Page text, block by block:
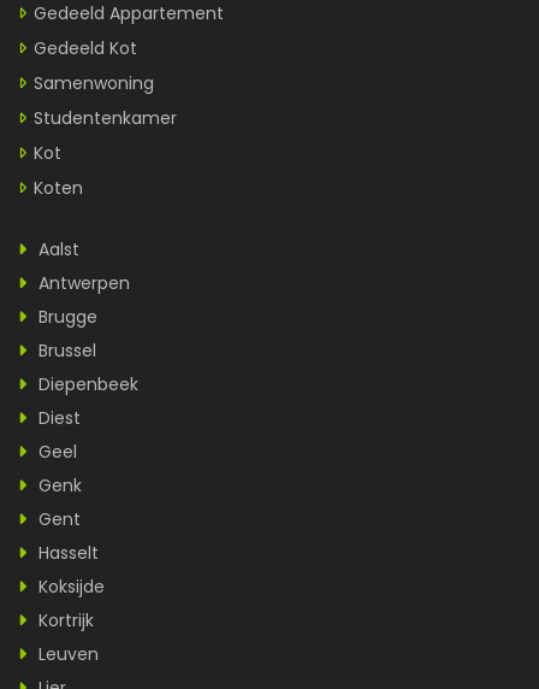
Gedeeld Appartement
Gedeeld Kot
Samenwoning
Studentenkamer
Kot
Koten
Aalst
Antwerpen
Brugge
Brussel
Diepenbeek
Diest
Geel
Genk
Gent
Hasselt
Koksijde
Kortrijk
Leuven